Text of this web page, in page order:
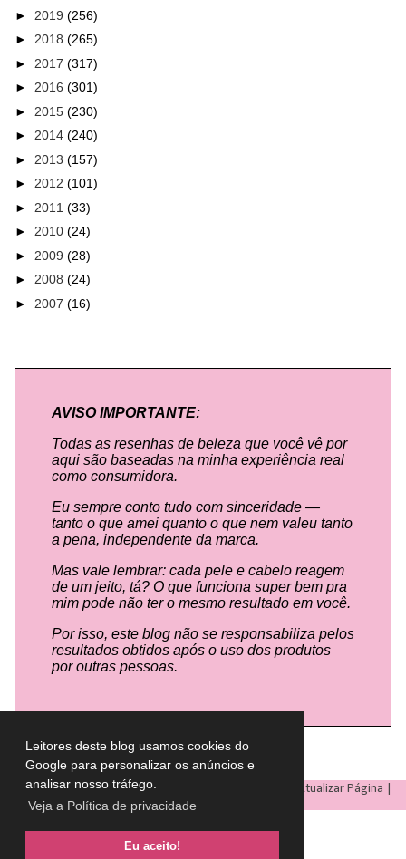
Leitores deste blog usamos cookies do
Google para personalizar os anúncios e
analisar nosso tráfego.
Veja a Política de privacidade
Eu aceito!
► 2019 (256)
► 2018 (265)
► 2017 (317)
► 2016 (301)
► 2015 (230)
► 2014 (240)
► 2013 (157)
► 2012 (101)
► 2011 (33)
► 2010 (24)
► 2009 (28)
► 2008 (24)
► 2007 (16)
AVISO IMPORTANTE:
Todas as resenhas de beleza que você vê por
aqui são baseadas na minha experiência real
como consumidora.
Eu sempre conto tudo com sinceridade —
tanto o que amei quanto o que nem valeu tanto
a pena, independente da marca.
Mas vale lembrar: cada pele e cabelo reagem
de um jeito, tá? O que funciona super bem pra
mim pode não ter o mesmo resultado em você.
Por isso, este blog não se responsabiliza pelos
resultados obtidos após o uso dos produtos
por outras pessoas.
LULU ON THE SKY - Todos os direitos reservados © | Atualizar Página